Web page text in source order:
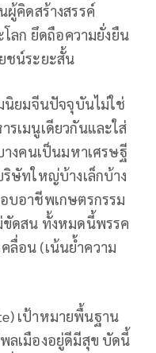
ผู้คิดสร้างสรรค์
ลก ยึดถือความยั่งยืน
ชน์ระยะสั้น
นิยมจีนปัจจุบันไม่ใช่
เมนูเดียวกันและใส่
างคนเป็นมหาเศรษฐี
ษัทใหญ่บ้างเล็กบ้าง
บอาชีพเกษตรกรรม
ดสน ทั้งหมดนี้พรรค
ลื่อน (เน้นย้ำความ
เป้าหมายพื้นฐาน
ลเมืองอยู่ดีมีสุข บัดนี้